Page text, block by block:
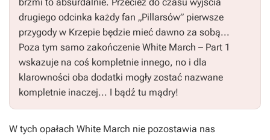
drugiego odcinka każdy fan „Pillarsów” pierwsze
przygody w Krzepie będzie mieć dawno za sobą...
Poza tym samo zakończenie White March – Part 1
wskazuje na coś kompletnie innego, no i dla
klarowności oba dodatki mogły zostać nazwane
kompletnie inaczej... I bądź tu mądry!
W tych opałach White March nie pozostawia nas